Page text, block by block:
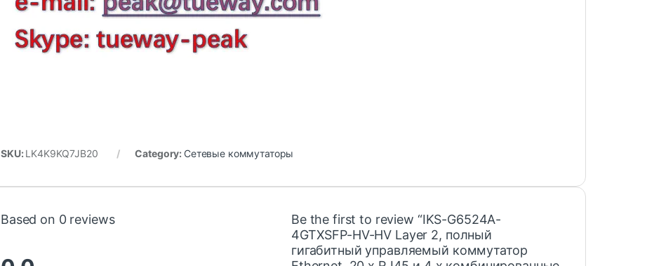
SKU: LK4K9KQ7JB20 Category: Сетевые коммутаторы
Based on 0 reviews
Be the first to review “IKS-G6524A-
4GTXSFP-HV-HV Layer 2, полный
гигабитный управляемый коммутатор